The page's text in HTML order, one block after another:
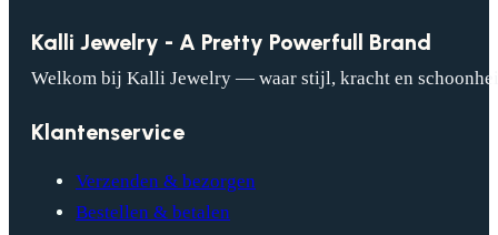
Kalli Jewelry - A Pretty Powerfull Brand
Welkom bij Kalli Jewelry — waar stijl, kracht en
Klantenservice
Verzenden & bezorgen
Bestellen & betalen